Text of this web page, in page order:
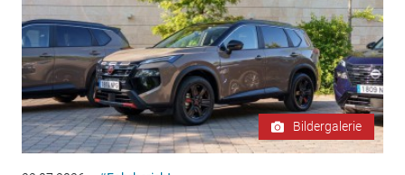
Bildergalerie